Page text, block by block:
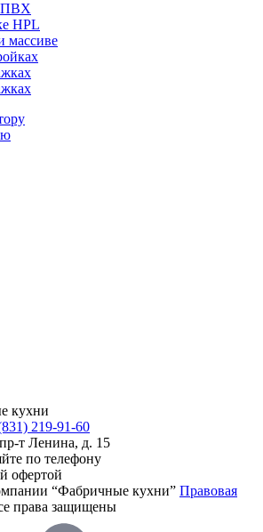
ПВХ
HPL
массиве
кухни
219-91-60
т Ленина, д. 15
по телефону
офертой
“Фабричные кухни” Правовая
права защищены